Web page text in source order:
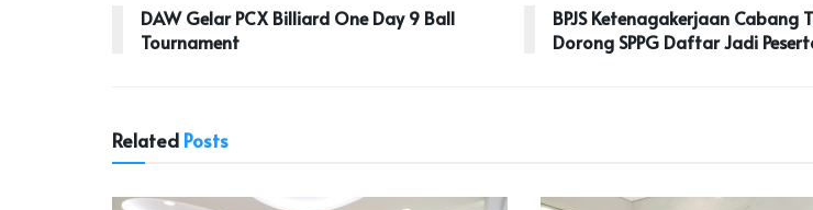
DAW Gelar PCX Billiard One Day 9 Ball
Tournament
BPJS Ketenagakerjaan Cabang
Dorong SPPG Daftar Jadi
Related Posts